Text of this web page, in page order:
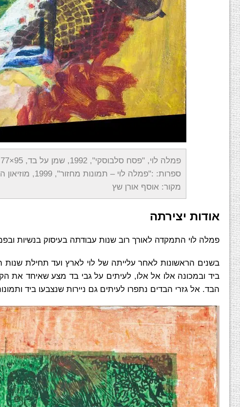
פמלה לוי, "פסח סלבוסקי", 1992, שמן על בד, 95×77 ס"מ
ספרות: :"פמלה לוי – תמונות מחזור", 1999, מוזיאון הרצליה לאמנות, מצולם
מקור: אוסף אורן שץ
אודות יצירתה
פמלה לוי התמקדה לאורך רוב שנות עבודתה בעיסוק בנשיות
ביד ובמכונה אלו אל אלו, לעיתים על גבי בד מצע שאיחד את
הבד. אל גזרי הבדים נתפרו לעיתים גם ניירות שנצבעו ביד